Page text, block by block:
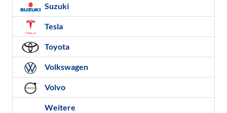
Suzuki
Tesla
Toyota
Volkswagen
Volvo
Weitere